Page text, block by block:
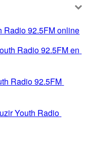
Radio 92.5FM online
Radio 92.5FM en
Radio 92.5FM
Youth Radio